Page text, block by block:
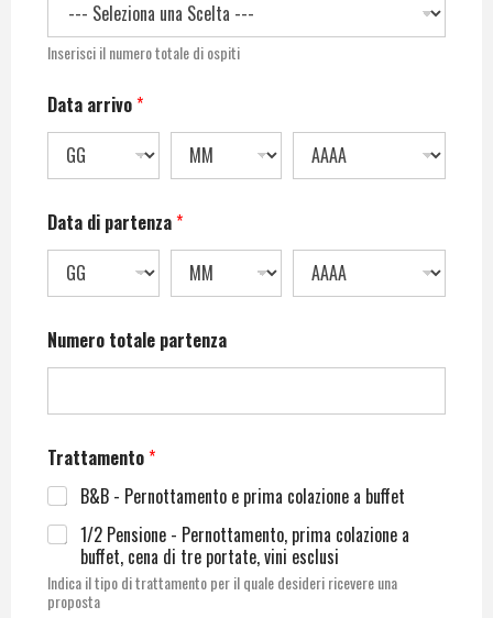
Inserisci il numero totale di ospiti
Data arrivo*
Data di partenza*
Numero totale partenza
Trattamento*
B&B - Pernottamento e prima colazione a buffet
1/2 Pensione - Pernottamento, prima colazione a
buffet, cena di tre portate, vini esclusi
Indica il tipo di trattamento per il quale desideri ricevere una
proposta